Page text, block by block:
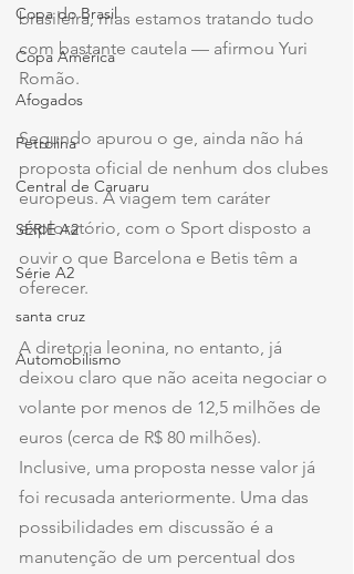
Copa do Brasil
Copa América
Afogados
Petrolina
Central de Caruaru
SÉRIE A2
Série A2
santa cruz
Automobilismo
brasileira, mas estamos tratando tudo
com bastante cautela — afirmou Yuri
Romão.
Segundo apurou o ge, ainda não há
proposta oficial de nenhum dos clubes
europeus. A viagem tem caráter
exploratório, com o Sport disposto a
ouvir o que Barcelona e Betis têm a
oferecer.
A diretoria leonina, no entanto, já
deixou claro que não aceita negociar o
volante por menos de 12,5 milhões de
euros (cerca de R$ 80 milhões).
Inclusive, uma proposta nesse valor já
foi recusada anteriormente. Uma das
possibilidades em discussão é a
manutenção de um percentual dos